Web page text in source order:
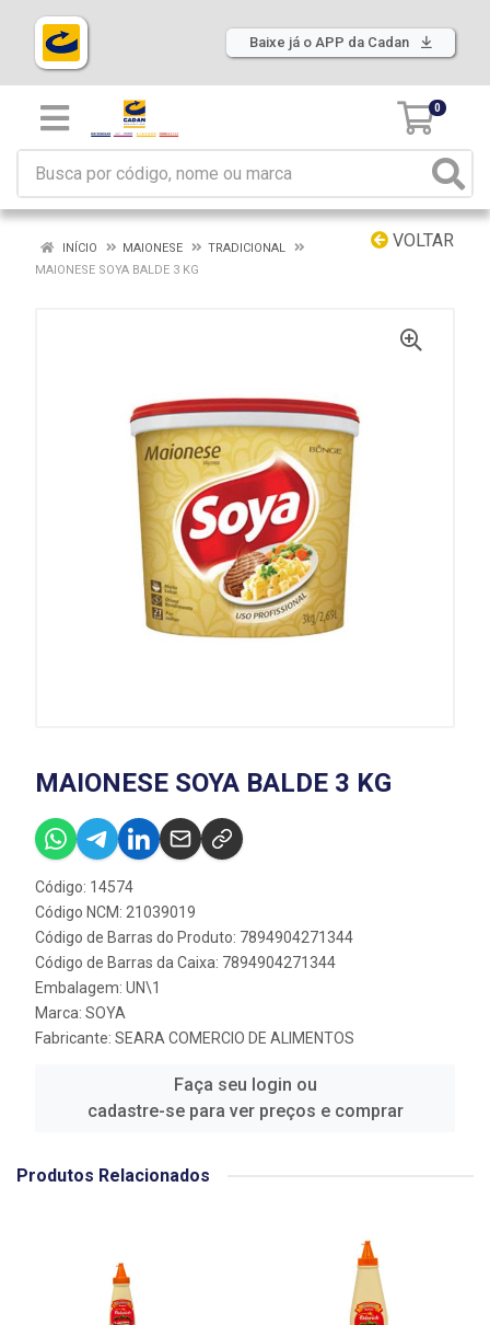
Baixe já o APP da Cadan
0
VOLTAR
INÍCIO MAIONESE
TRADICIONAL
MAIONESE SOYA BALDE 3 KG
MAIONESE SOYA BALDE 3 KG
Código: 14574
Código NCM: 21039019
Código de Barras do Produto: 7894904271344
Código de Barras da Caixa: 7894904271344
Embalagem: UN\1
Marca: SOYA
Fabricante: SEARA COMERCIO DE ALIMENTOS
Faça seu login ou
cadastre-se para ver preços e comprar
Produtos Relacionados